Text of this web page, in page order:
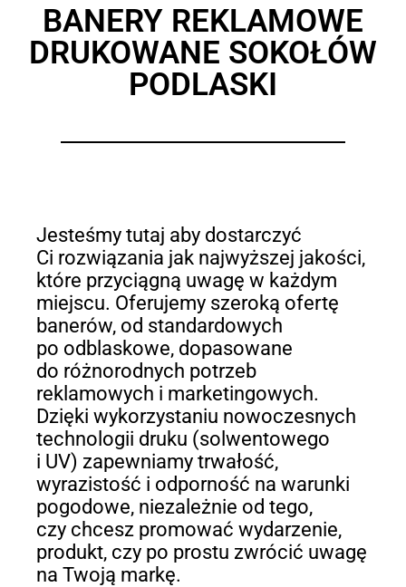
BANERY REKLAMOWE
DRUKOWANE SOKOŁÓW
PODLASKI
Jesteśmy tutaj aby dostarczyć
Ci rozwiązania jak najwyższej jakości,
które przyciągną uwagę w każdym
miejscu. Oferujemy szeroką ofertę
banerów, od standardowych
po odblaskowe, dopasowane
do różnorodnych potrzeb
reklamowych i marketingowych.
Dzięki wykorzystaniu nowoczesnych
technologii druku (solwentowego
i UV) zapewniamy trwałość,
wyrazistość i odporność na warunki
pogodowe, niezależnie od tego,
czy chcesz promować wydarzenie,
produkt, czy po prostu zwrócić uwagę
na Twoją markę.